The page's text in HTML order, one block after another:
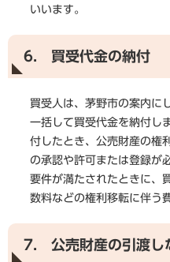
いいます。
6. 買受代金の納付
買受人は、茅野市の案内に
一括して買受代金を納付し
付したとき、公売財産の権
の承認や許可または登録が
要件が満たされたときに、
数料などの権利移転に伴う
7. 公売財産の引渡し